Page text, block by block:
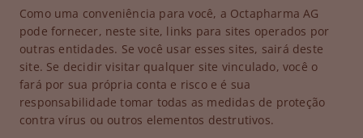
Como uma conveniência para você, a Octapharma AG
pode fornecer, neste site, links para sites operados por
outras entidades. Se você usar esses sites, sairá deste
site. Se decidir visitar qualquer site vinculado, você o
fará por sua própria conta e risco e é sua
responsabilidade tomar todas as medidas de proteção
contra vírus ou outros elementos destrutivos.